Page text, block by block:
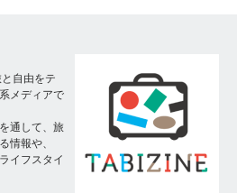
自由をテ
メディアで
通して、旅
情報や、
イフスタイ